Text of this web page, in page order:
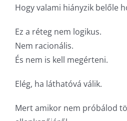
Hogy valami hiányzik belőle
Ez a réteg nem logikus.
Nem racionális.
És nem is kell megérteni.
Elég, ha láthatóvá válik.
Mert amikor nem próbálod